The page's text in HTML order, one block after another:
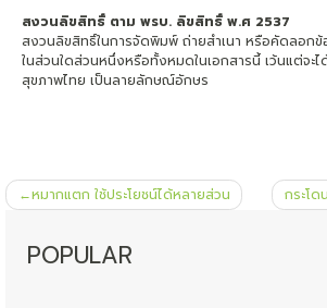
สงวนลิขสิทธิ์ ตาม พรบ. ลิขสิทธิ์ พ.ศ 2537
สงวนลิขสิทธิ์ในการจัดพิมพ์ ถ่ายสำเนา หรือคัดลอก
ในส่วนใดส่วนหนึ่งหรือทั้งหมดในเอกสารนี้ เว้นแต่จ
สุขภาพไทย เป็นลายลักษณ์อักษร
แนะแนว
เรื่อง
หมากแตก ใช้ประโยชน์ได้หลายส่วน กระโด
POPULAR